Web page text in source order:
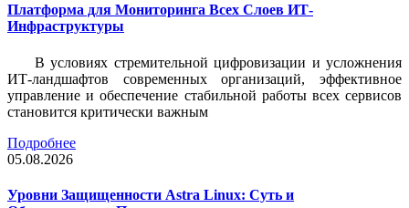
Платформа для Мониторинга Всех Слоев ИТ-
Инфраструктуры
В условиях стремительной цифровизации и усложнения
ИТ-ландшафтов современных организаций, эффективное
управление и обеспечение стабильной работы всех сервисов
становится критически важным
Подробнее
05.08.2026
Уровни Защищенности Astra Linux: Суть и